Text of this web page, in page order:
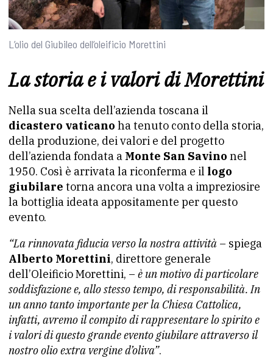
L’olio del Giubileo dell’oleificio Morettini
La storia e i valori di Morettini
Nella sua scelta dell’azienda toscana il
dicastero vaticano ha tenuto conto della storia,
della produzione, dei valori e del progetto
dell’azienda fondata a Monte San Savino nel
1950. Così è arrivata la riconferma e il logo
giubilare torna ancora una volta a impreziosire
la bottiglia ideata appositamente per questo
evento.
“La rinnovata fiducia verso la nostra attività – spiega
Alberto Morettini, direttore generale
dell’Oleificio Morettini, – è un motivo di particolare
soddisfazione e, allo stesso tempo, di responsabilità. In
un anno tanto importante per la Chiesa Cattolica,
infatti, avremo il compito di rappresentarelo spirito e
i valori di questo grande evento giubilare attraverso il
nostro olio extra vergine d’oliva”.